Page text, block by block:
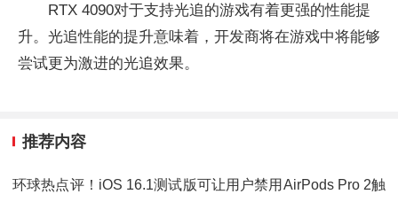
RTX 4090对于支持光追的游戏有着更强的性能提
升。光追性能的提升意味着，开发商将在游戏中将能够
尝试更为激进的光追效果。
推荐内容
环球热点评！iOS 16.1测试版可让用户禁用AirPods Pro 2触